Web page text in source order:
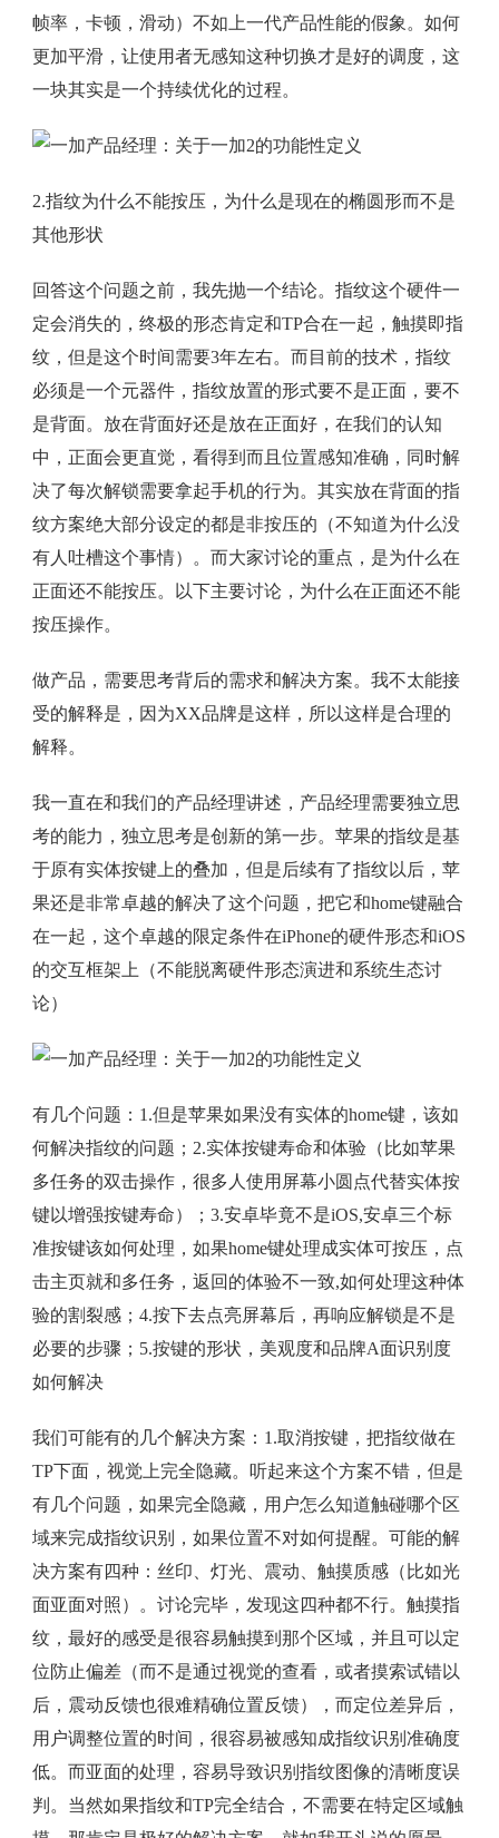
帧率，卡顿，滑动）不如上一代产品性能的假象。如何
更加平滑，让使用者无感知这种切换才是好的调度，这
一块其实是一个持续优化的过程。
2.指纹为什么不能按压，为什么是现在的椭圆形而不是
其他形状
回答这个问题之前，我先抛一个结论。指纹这个硬件一
定会消失的，终极的形态肯定和TP合在一起，触摸即指
纹，但是这个时间需要3年左右。而目前的技术，指纹
必须是一个元器件，指纹放置的形式要不是正面，要不
是背面。放在背面好还是放在正面好，在我们的认知
中，正面会更直觉，看得到而且位置感知准确，同时解
决了每次解锁需要拿起手机的行为。其实放在背面的指
纹方案绝大部分设定的都是非按压的（不知道为什么没
有人吐槽这个事情）。而大家讨论的重点，是为什么在
正面还不能按压。以下主要讨论，为什么在正面还不能
按压操作。
做产品，需要思考背后的需求和解决方案。我不太能接
受的解释是，因为XX品牌是这样，所以这样是合理的
解释。
我一直在和我们的产品经理讲述，产品经理需要独立思
考的能力，独立思考是创新的第一步。苹果的指纹是基
于原有实体按键上的叠加，但是后续有了指纹以后，苹
果还是非常卓越的解决了这个问题，把它和home键融合
在一起，这个卓越的限定条件在iPhone的硬件形态和iOS
的交互框架上（不能脱离硬件形态演进和系统生态讨
论）
有几个问题：1.但是苹果如果没有实体的home键，该如
何解决指纹的问题；2.实体按键寿命和体验（比如苹果
多任务的双击操作，很多人使用屏幕小圆点代替实体按
键以增强按键寿命）；3.安卓毕竟不是iOS,安卓三个标
准按键该如何处理，如果home键处理成实体可按压，点
击主页就和多任务，返回的体验不一致,如何处理这种体
验的割裂感；4.按下去点亮屏幕后，再响应解锁是不是
必要的步骤；5.按键的形状，美观度和品牌A面识别度
如何解决
我们可能有的几个解决方案：1.取消按键，把指纹做在
TP下面，视觉上完全隐藏。听起来这个方案不错，但是
有几个问题，如果完全隐藏，用户怎么知道触碰哪个区
域来完成指纹识别，如果位置不对如何提醒。可能的解
决方案有四种：丝印、灯光、震动、触摸质感（比如光
面亚面对照）。讨论完毕，发现这四种都不行。触摸指
纹，最好的感受是很容易触摸到那个区域，并且可以定
位防止偏差（而不是通过视觉的查看，或者摸索试错以
后，震动反馈也很难精确位置反馈），而定位差异后，
用户调整位置的时间，很容易被感知成指纹识别准确度
低。而亚面的处理，容易导致识别指纹图像的清晰度误
判。当然如果指纹和TP完全结合，不需要在特定区域触